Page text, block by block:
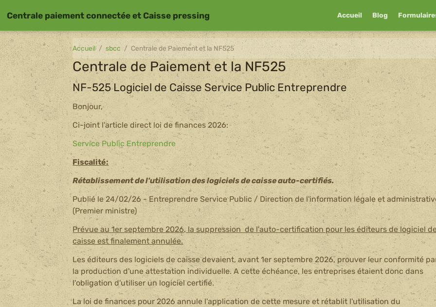
Centrale paiement connectée et Caisse pressing Accueil Blog
Accueil sbcc Centrale de Paiement et la NF525
Centrale de Paiement et la NF525
NF-525 Logiciel de Caisse Service Public Entreprendre
Bonjour,
Ci-joint l'article direct loi de finances 2026:
Service Public Entreprendre
Fiscalité:
Rétablissement de l'utilisation des logiciels de caisse auto-certifiés.
Publié le 24/02/26 - Entreprendre Service Public / Direction de l'information légale et
(Premier ministre)
Prévue au 1er septembre 2026, la suppression de l'auto-certification pour les éditeurs de logiciel
caisse est finalement annulée.
Les éditeurs des logiciels de caisse devaient, avant 1er septembre 2026, prouver leur conformité
la production d'une attestation individuelle. A cette échéance, les entreprises étaient donc dans
l'obligation d'utiliser un logiciel certifié.
La loi de finances pour 2026 annule l'application de cette mesure et rétablit l'utilisation du